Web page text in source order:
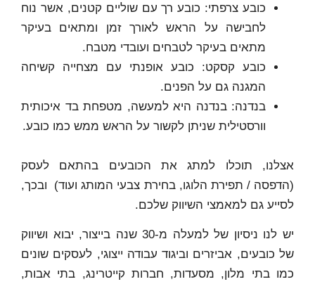
כובע צרפתי: כובע רך עם שוליים קטנים, אשר נוח
לחבישה על הראש לאורך זמן ומתאים בעיקר
מתאים בעיקר לטבחים ועובדי מטבח.
כובע קסקט: כובע אופנתי עם מצחייה קשיחה
המגנה גם על הפנים.
בנדנה: בנדנה היא למעשה, מטפחת בד איכותית
וורסטילית שניתן לקשור על הראש ממש כמו כובע.
אצלנו, תוכלו למתג את הכובעים בהתאם לעסק
(הדפסה / תפירת הלוגו, בחירת צבעי המותג ועוד) ובכך,
לסייע גם למאמצי השיווק שלכם.
יש לנו ניסיון של למעלה מ-30 שנה בייצור, יבוא ושיווק
של כובעים, אביזרים וביגוד עבודה ייצוגי, לעסקים שונים
כמו בתי מלון, מסעדות, חברות קייטרינג, בתי אבות,